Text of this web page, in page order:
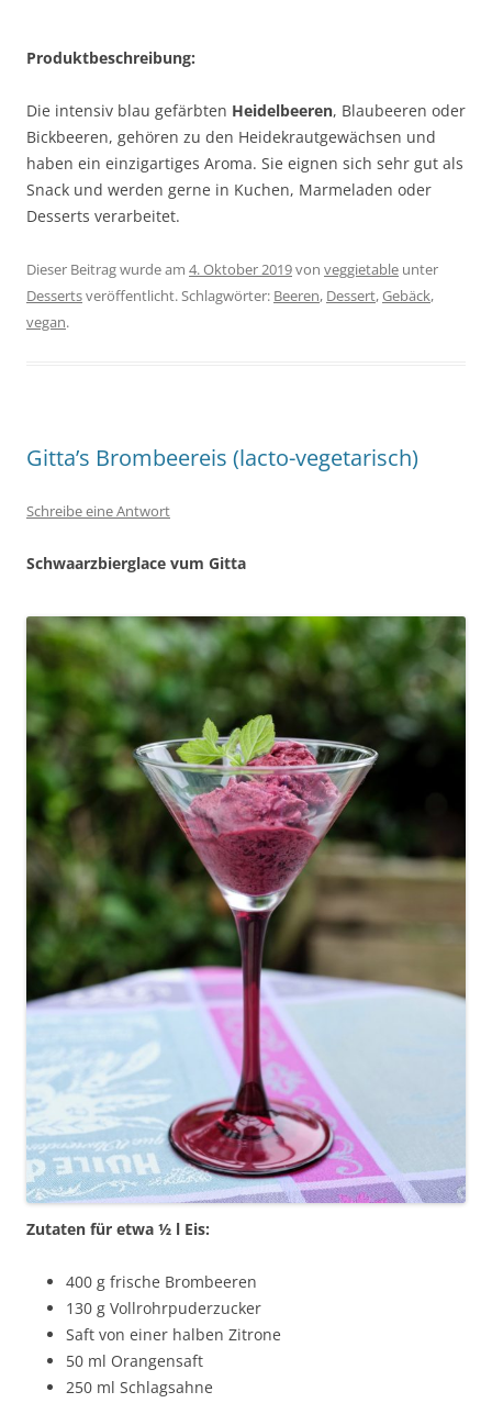
Produktbeschreibung:
Die intensiv blau gefärbten Heidelbeeren, Blaubeeren oder
Bickbeeren, gehören zu den Heidekrautgewächsen und
haben ein einzigartiges Aroma. Sie eignen sich sehr gut als
Snack und werden gerne in Kuchen, Marmeladen oder
Desserts verarbeitet.
Dieser Beitrag wurde am 4. Oktober 2019von veggietable unter
Dessertsveröffentlicht. Schlagwörter: Beeren, Dessert,Gebäck,
vegan.
Gitta’s Brombeereis (lacto-vegetarisch)
Schreibe eine Antwort
Schwaarzbierglace vum Gitta
Zutaten für etwa ½ l Eis:
400 g frische Brombeeren
130 g Vollrohrpuderzucker
Saft von einer halben Zitrone
50 ml Orangensaft
250 ml Schlagsahne